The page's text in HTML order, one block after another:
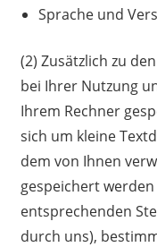
Sprache und
(2) Zusätzlich zu
bei Ihrer Nutzung
Ihrem Rechner
sich um kleine
dem von Ihnen
gespeichert
entsprechenden
durch uns),